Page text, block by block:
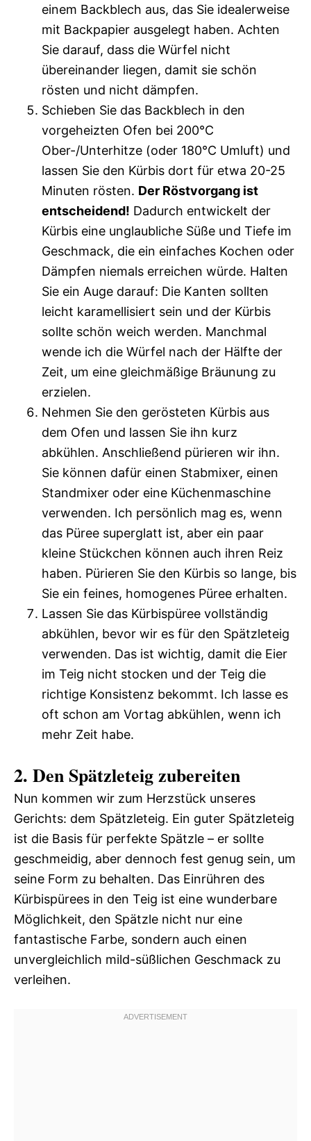
einem Backblech aus, das Sie idealerweise
mit Backpapier ausgelegt haben. Achten
Sie darauf, dass die Würfel nicht
übereinander liegen, damit sie schön
rösten und nicht dämpfen.
Schieben Sie das Backblech in den
vorgeheizten Ofen bei 200°C
Ober-/Unterhitze (oder 180°C Umluft) und
lassen Sie den Kürbis dort für etwa 20-25
Minuten rösten. Der Röstvorgang ist
entscheidend! Dadurch entwickelt der
Kürbis eine unglaubliche Süße und Tiefe im
Geschmack, die ein einfaches Kochen oder
Dämpfen niemals erreichen würde. Halten
Sie ein Auge darauf: Die Kanten sollten
leicht karamellisiert sein und der Kürbis
sollte schön weich werden. Manchmal
wende ich die Würfel nach der Hälfte der
Zeit, um eine gleichmäßige Bräunung zu
erzielen.
Nehmen Sie den gerösteten Kürbis aus
dem Ofen und lassen Sie ihn kurz
abkühlen. Anschließend pürieren wir ihn.
Sie können dafür einen Stabmixer, einen
Standmixer oder eine Küchenmaschine
verwenden. Ich persönlich mag es, wenn
das Püree superglatt ist, aber ein paar
kleine Stückchen können auch ihren Reiz
haben. Pürieren Sie den Kürbis so lange, bis
Sie ein feines, homogenes Püree erhalten.
Lassen Sie das Kürbispüree vollständig
abkühlen, bevor wir es für den Spätzleteig
verwenden. Das ist wichtig, damit die Eier
im Teig nicht stocken und der Teig die
richtige Konsistenz bekommt. Ich lasse es
oft schon am Vortag abkühlen, wenn ich
mehr Zeit habe.
2. Den Spätzleteig zubereiten
Nun kommen wir zum Herzstück unseres
Gerichts: dem Spätzleteig. Ein guter Spätzleteig
ist die Basis für perfekte Spätzle – er sollte
geschmeidig, aber dennoch fest genug sein, um
seine Form zu behalten. Das Einrühren des
Kürbispürees in den Teig ist eine wunderbare
Möglichkeit, den Spätzle nicht nur eine
fantastische Farbe, sondern auch einen
unvergleichlich mild-süßlichen Geschmack zu
verleihen.